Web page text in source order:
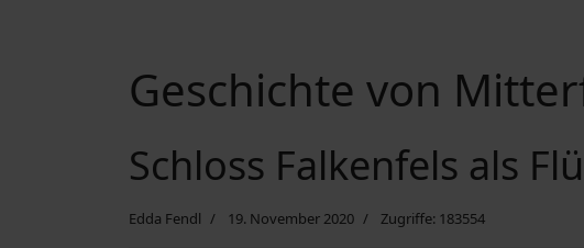
Geschichte von
Schloss Falkenfels als
Edda Fendl 19. November 2020 Zugriffe: 183554